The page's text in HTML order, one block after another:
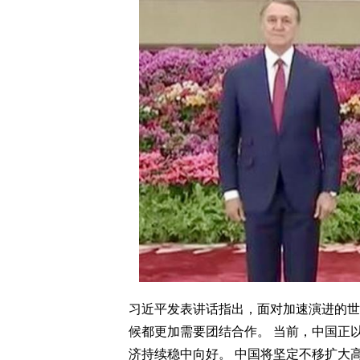
习近平发表讲话指出，面对加速演进的
候都更加需要团结合作。 当前，中国正
济持续稳中向好。 中国将坚定不移扩大